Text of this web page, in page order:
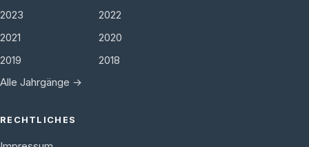
2023
2022
2021
2020
2019
2018
Alle Jahrgänge →
RECHTLICHES